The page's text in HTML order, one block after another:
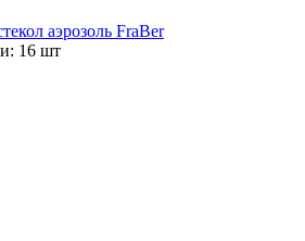
аэрозоль FraBer
16 шт